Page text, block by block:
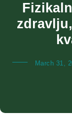
March 31,